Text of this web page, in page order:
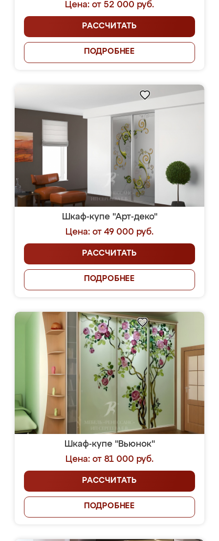
Цена: от 52 000 руб.
РАССЧИТАТЬ
ПОДРОБНЕЕ
Шкаф-купе "Арт-деко"
Цена: от 49 000 руб.
РАССЧИТАТЬ
ПОДРОБНЕЕ
Шкаф-купе "Вьюнок"
Цена: от 81 000 руб.
РАССЧИТАТЬ
ПОДРОБНЕЕ